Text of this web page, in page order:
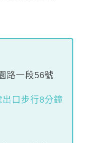
路一段56號
口步行8分鐘